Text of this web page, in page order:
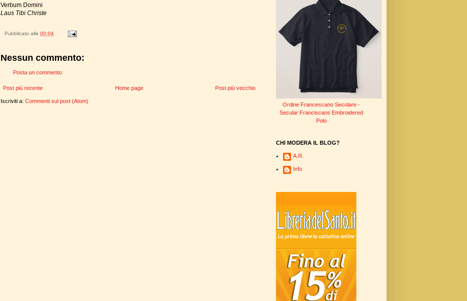
Verbum Domini
Laus Tibi Christe
Pubblicato alle 00:04
Nessun commento:
Posta un commento
Post più recente Post più vecchio
Home page
Iscriviti a: Commenti sul post (Atom)
Ordine Francescano Secolare -
Secular Franciscans Embroidered
Polo
CHI MODERA IL BLOG?
A.R.
Info